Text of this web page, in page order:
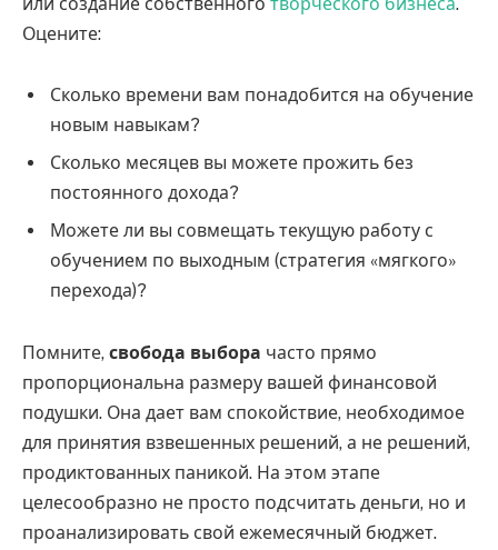
Оцените:
Сколько времени вам понадобится на обучение
новым навыкам?
Сколько месяцев вы можете прожить без
постоянного дохода?
Можете ли вы совмещать текущую работу с
обучением по выходным (стратегия «мягкого»
перехода)?
Помните, свобода выбора часто прямо
пропорциональна размеру вашей финансовой
подушки. Она дает вам спокойствие, необходимое
для принятия взвешенных решений, а не решений,
продиктованных паникой. На этом этапе
целесообразно не просто подсчитать деньги, но и
проанализировать свой ежемесячный бюджет.